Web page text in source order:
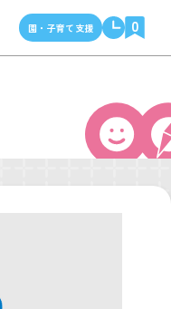
園・子育て支援 0